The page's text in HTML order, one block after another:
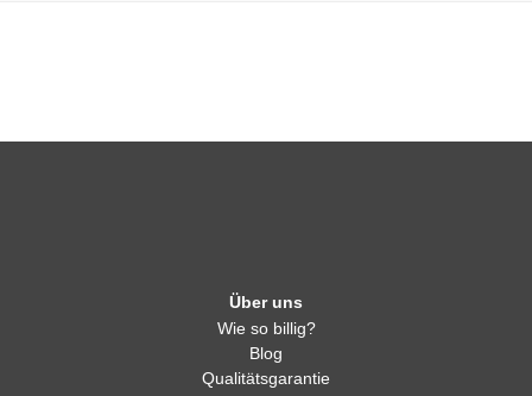
Wie so billig?
Blog
Qualitätsgarantie
Preisgarantie